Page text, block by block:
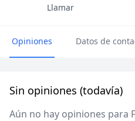
Llamar
Opiniones Datos de
Sin opiniones (todavía)
Aún no hay opiniones para